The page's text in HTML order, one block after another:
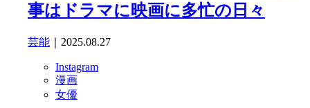
事はドラマに映画に多忙の日々
芸能 ｜2025.08.27
Instagram
漫画
女優